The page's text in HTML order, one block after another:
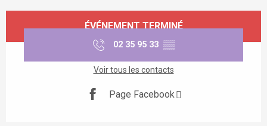
ÉVÉNEMENT TERMINÉ
02 35 95 33 ▒▒
Voir tous les contacts
Page Facebook